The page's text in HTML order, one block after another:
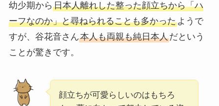
幼少期から 日本人離れした整った顔立ちから「ハ
ーフなのか」と尋ねられることも多かったようで
すが、谷花音さん本人も両親も純日本人だという
ことが驚きです。
顔立ちが可愛らしいのはもちろ